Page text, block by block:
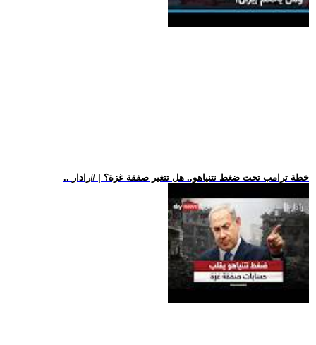
.. خطة ترامب تحت ضغط نتنياهو.. هل تتغير صفقة غزة؟ | #رادار